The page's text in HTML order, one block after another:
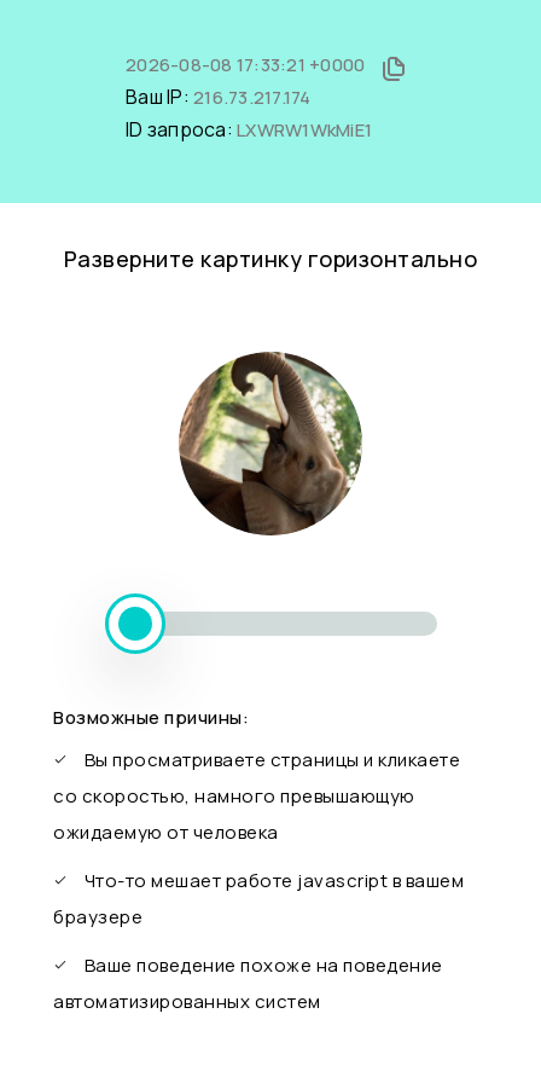
2026-08-08 17:33:21 +0000
Ваш IP: 216.73.217.174
ID запроса: LXWRW1WkMiE1
Разверните картинку горизонтально
Возможные причины:
Вы просматриваете страницы и кликаете
со скоростью, намного превышающую
ожидаемую от человека
Что-то мешает работе javascript в вашем
браузере
Ваше поведение похоже на поведение
автоматизированных систем